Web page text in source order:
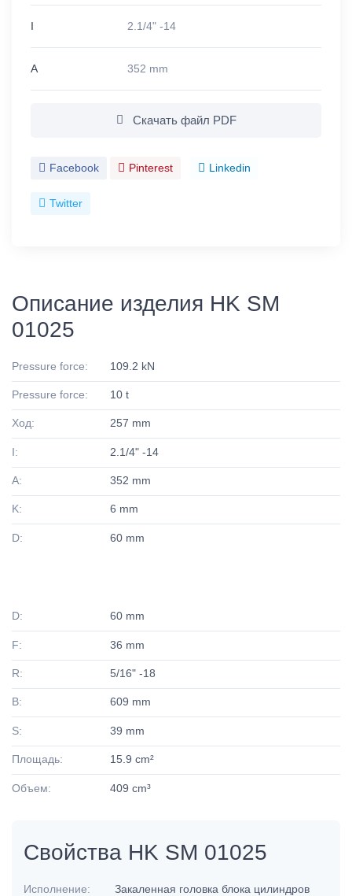
I 2.1/4" -14
A 352 mm
Скачать файл PDF
Facebook Pinterest Linkedin
Twitter
Описание изделия HK SM
01025
Pressure force: 109.2 kN
Pressure force: 10 t
Ход: 257 mm
I: 2.1/4" -14
A: 352 mm
K: 6 mm
D: 60 mm
D: 60 mm
F: 36 mm
R: 5/16" -18
B: 609 mm
S: 39 mm
Площадь: 15.9 cm²
Объем: 409 cm³
Свойства HK SM 01025
Исполнение:
Закаленная головка блока цилиндров